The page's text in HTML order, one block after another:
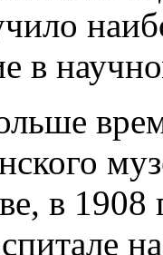
в
в